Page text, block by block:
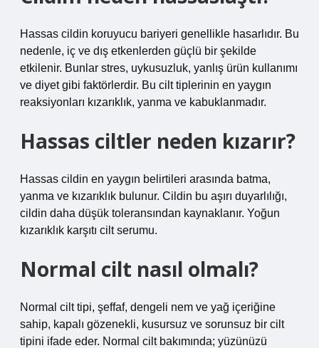
Hassas cildin koruyucu bariyeri genellikle hasarlıdır. Bu
nedenle, iç ve dış etkenlerden güçlü bir şekilde
etkilenir. Bunlar stres, uykusuzluk, yanlış ürün kullanımı
ve diyet gibi faktörlerdir. Bu cilt tiplerinin en yaygın
reaksiyonları kızarıklık, yanma ve kabuklanmadır.
Hassas ciltler neden kızarır?
Hassas cildin en yaygın belirtileri arasında batma,
yanma ve kızarıklık bulunur. Cildin bu aşırı duyarlılığı,
cildin daha düşük toleransından kaynaklanır. Yoğun
kızarıklık karşıtı cilt serumu.
Normal cilt nasıl olmalı?
Normal cilt tipi, şeffaf, dengeli nem ve yağ içeriğine
sahip, kapalı gözenekli, kusursuz ve sorunsuz bir cilt
tipini ifade eder. Normal cilt bakımında; yüzünüzü